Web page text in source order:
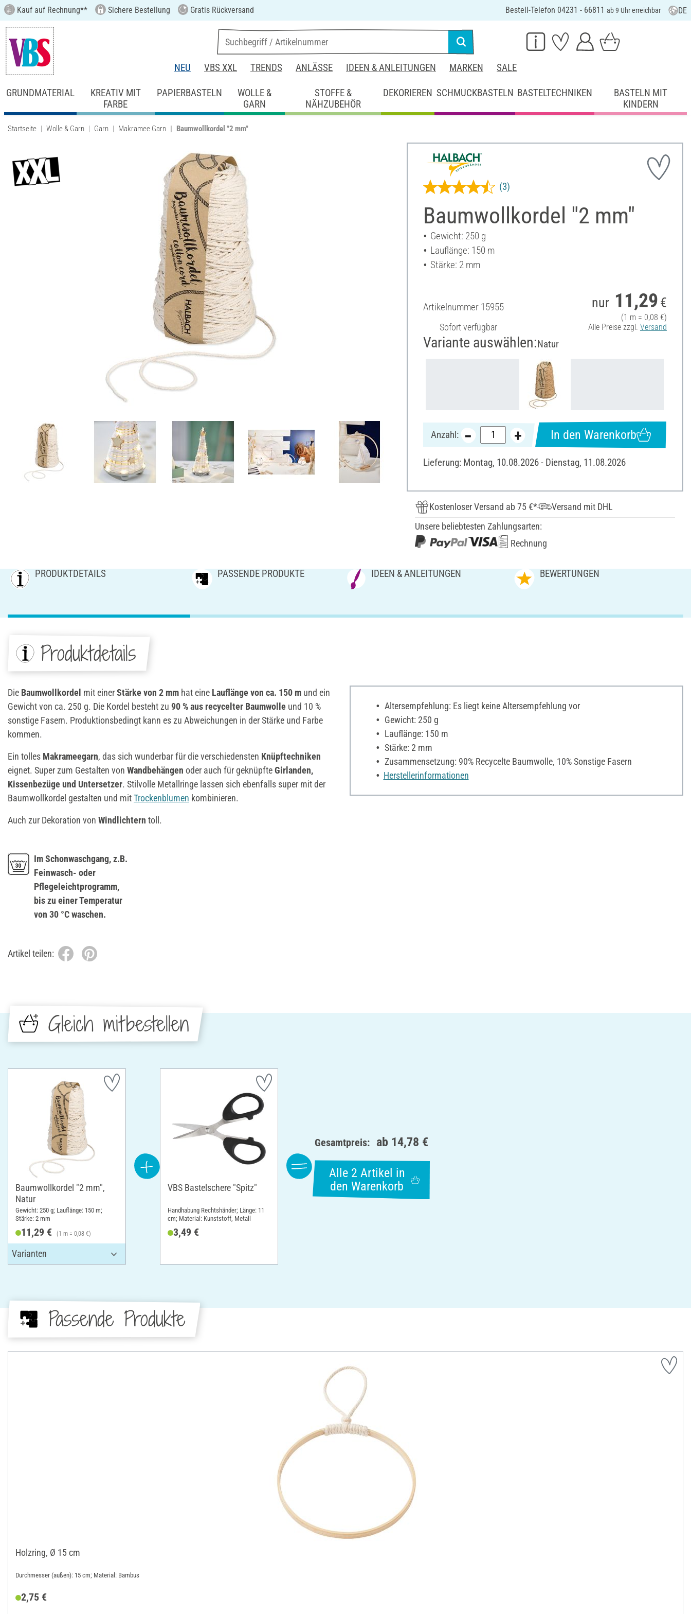
Kauf auf Rechnung** Sichere Bestellung Gratis Rückversand Bestell-Telefon 04231 - 66811 ab 9 Uhr erreichbar DE
NEU VBS XXL TRENDS ANLÄSSE IDEEN & ANLEITUNGEN MARKEN SALE
GRUNDMATERIAL
KREATIV MIT
FARBE
PAPIERBASTELN
WOLLE &
GARN
STOFFE &
NÄHZUBEHÖR
DEKORIEREN SCHMUCKBASTELN BASTELTECHNIKEN
BASTELN MIT
KINDERN
Startseite Wolle & Garn Garn Makramee Garn Baumwollkordel "2 mm"
Baumwollkordel "2 mm"
(3)
Gewicht: 250 g
Lauflänge: 150 m
Stärke: 2 mm
Artikelnummer 15955
Sofort verfügbar
nur 11,29 €
(1 m = 0,08 €)
Alle Preise zzgl. Versand
Variante auswählen:Natur
Anzahl: In den Warenkorb
Lieferung: Montag, 10.08.2026 - Dienstag, 11.08.2026
Kostenloser Versand ab 75 €*
Versand mit DHL
Unsere beliebtesten Zahlungsarten:
Rechnung
PRODUKTDETAILS PASSENDE PRODUKTE IDEEN & ANLEITUNGEN BEWERTUNGEN
Produktdetails
Die Baumwollkordel mit einerStärke von 2 mm hat eine Lauflänge von ca. 150 m und ein
Gewicht von ca. 250 g. Die Kordel besteht zu 90 % aus recycelter Baumwolle und 10 %
sonstige Fasern. Produktionsbedingt kann es zu Abweichungen in der Stärke und Farbe
kommen.
Ein tolles Makrameegarn, das sich wunderbar für die verschiedensten Knüpftechniken
eignet. Super zum Gestalten von Wandbehängen oder auch für geknüpfteGirlanden,
Kissenbezüge und Untersetzer. Stilvolle Metallringe lassen sich ebenfalls super mit der
Baumwollkordel gestalten und mitTrockenblumen kombinieren.
Auch zur Dekoration von Windlichtern toll.
Altersempfehlung: Es liegt keine Altersempfehlung vor
Gewicht: 250 g
Lauflänge: 150 m
Stärke: 2 mm
Zusammensetzung: 90% Recycelte Baumwolle, 10% Sonstige Fasern
Herstellerinformationen
Im Schonwaschgang, z.B.
Feinwasch- oder
Pflegeleichtprogramm,
bis zu einer Temperatur
von 30 °C waschen.
Artikel teilen:
Gleich mitbestellen
Baumwollkordel "2 mm",
Natur
Gewicht: 250 g; Lauflänge: 150 m;
Stärke: 2 mm
11,29 € (1 m = 0,08 €)
VBS Bastelschere "Spitz"
Handhabung Rechtshänder; Länge: 11
cm; Material: Kunststoff, Metall
3,49 €
Gesamtpreis: ab 14,78 €
Alle 2 Artikel in
den Warenkorb
Passende Produkte
Holzring, Ø 15 cm
Durchmesser (außen): 15 cm; Material: Bambus
2,75 €